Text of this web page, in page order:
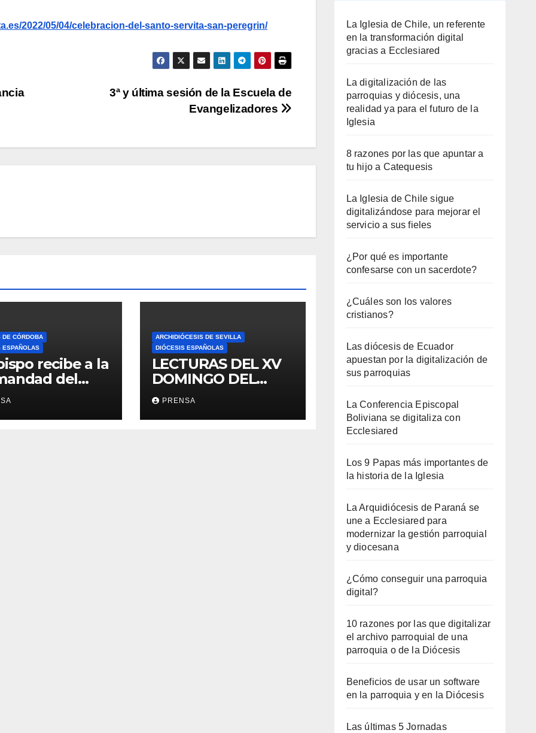
2022/05/04/celebracion-del-santo-servita-san-peregrin/
3ª y última sesión de la Escuela de
Evangelizadores
DE CÓRDOBA
ESPAÑOLAS
recibe a la
del
ARCHIDIÓCESIS DE SEVILLA
DIÓCESIS ESPAÑOLAS
LECTURAS DEL XV
DOMINGO DEL
TIEMPO
ORDINARIO (A)
PRENSA
La Iglesia de Chile, un referente
en la transformación digital
gracias a Ecclesiared
La digitalización de las
parroquias y diócesis, una
realidad ya para el futuro de la
Iglesia
8 razones por las que apuntar a
tu hijo a Catequesis
La Iglesia de Chile sigue
digitalizándose para mejorar el
servicio a sus fieles
¿Por qué es importante
confesarse con un sacerdote?
¿Cuáles son los valores
cristianos?
Las diócesis de Ecuador
apuestan por la digitalización de
sus parroquias
La Conferencia Episcopal
Boliviana se digitaliza con
Ecclesiared
Los 9 Papas más importantes de
la historia de la Iglesia
La Arquidiócesis de Paraná se
une a Ecclesiared para
modernizar la gestión parroquial
y diocesana
¿Cómo conseguir una parroquia
digital?
10 razones por las que digitalizar
el archivo parroquial de una
parroquia o de la Diócesis
Beneficios de usar un software
en la parroquia y en la Diócesis
Las últimas 5 Jornadas